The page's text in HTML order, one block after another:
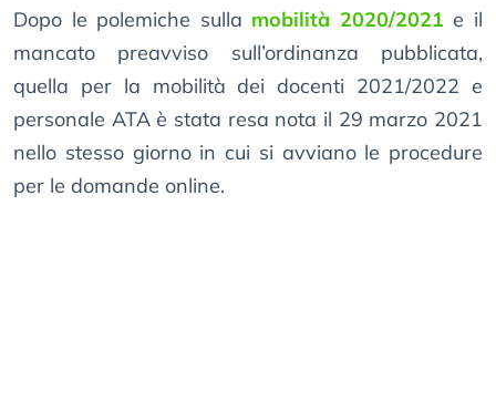
Dopo le polemiche sulla mobilità 2020/2021 e il
mancato preavviso sull’ordinanza pubblicata,
quella per la mobilità dei docenti 2021/2022 e
personale ATA è stata resa nota il 29 marzo 2021
nello stesso giorno in cui si avviano le procedure
per le domande online.